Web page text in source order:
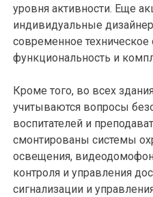
уровня активности. Еще
индивидуальные
современное
функциональность и
Кроме того, во всех
учитываются вопросы
воспитателей и
смонтированы системы
освещения,
контроля и управления
сигнализации и